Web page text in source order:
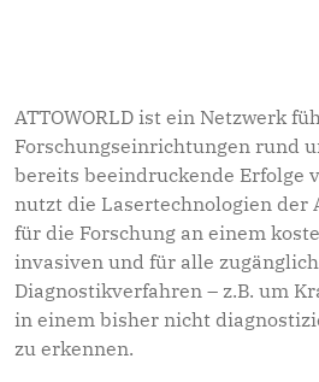
wurde bis auf den letzten Platz
ATTOWORLD ist ein Netzwerk
Forschungseinrichtungen rund
bereits beeindruckende Erfolge
nutzt die Lasertechnologien der
für die Forschung an einem
invasiven und für alle
Diagnostikverfahren – z.B. um
in einem bisher nicht
zu erkennen.